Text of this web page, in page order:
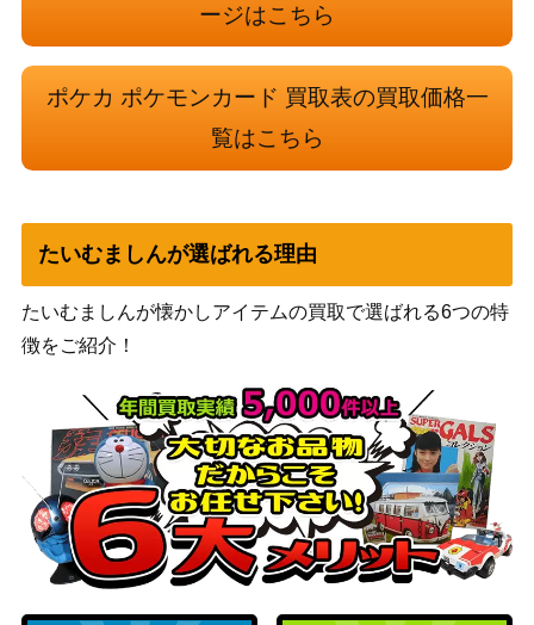
3）
9/108】
スカーレット＆バイオ
レット
（黒炎の支配者）
70
バトルレポーター（SR）
ト）
カメックス（UR）【BW7
078/070】
BW
（プラズマゲイル）
サカキの追放（SR）【SM
10 105/095】
サン&ムーン
マコモ（SR）【sv11B 16
6/086】
スカーレット＆バイオ
レット
（ブラックボルト）
350
ボタン（SAR）【SV4a 35
4/190】
スカーレット＆バイオ
レット
（シャイニートレジャ
ーex）
800
ージはこちら
ポケカ ポケモンカード 買取表の買取価格一
覧はこちら
たいむましんが選ばれる理由
たいむましんが懐かしアイテムの買取で選ばれる6つの特
徴をご紹介！